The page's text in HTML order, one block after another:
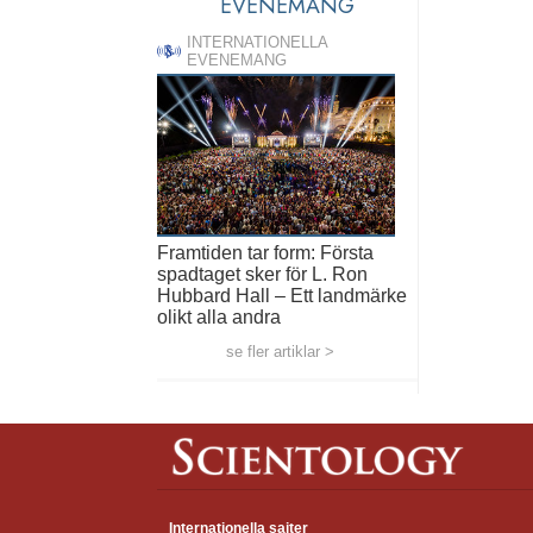
INTERNATIONELLA
EVENEMANG
Framtiden tar form: Första
spadtaget sker för L. Ron
Hubbard Hall – Ett landmärke
olikt alla andra
se fler artiklar >
Internationella sajter